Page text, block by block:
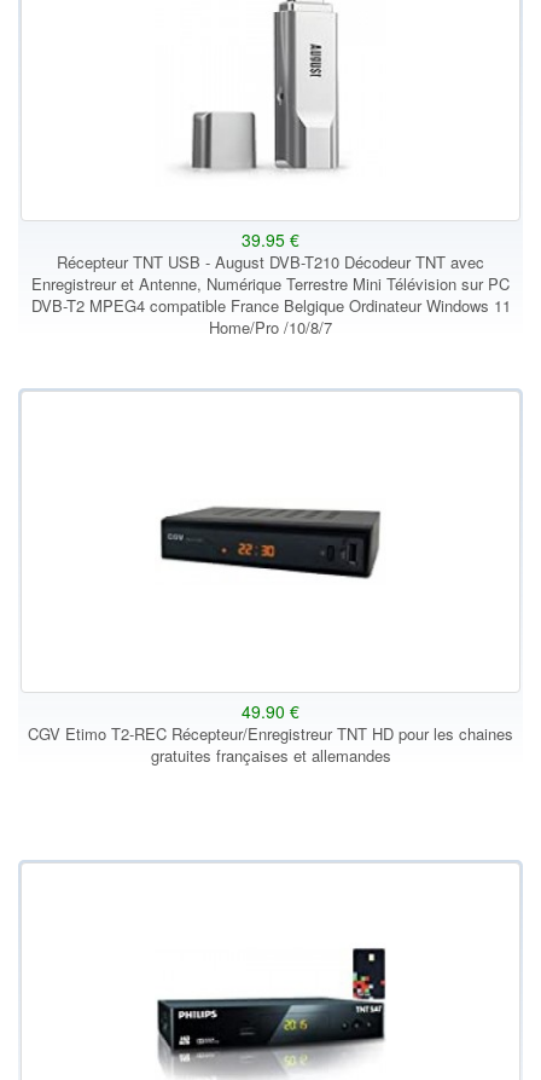
39.95 €
Récepteur TNT USB - August DVB-T210 Décodeur TNT avec
Enregistreur et Antenne, Numérique Terrestre Mini Télévision sur PC
DVB-T2 MPEG4 compatible France Belgique Ordinateur Windows 11
Home/Pro /10/8/7
49.90 €
CGV Etimo T2-REC Récepteur/Enregistreur TNT HD pour les chaines
gratuites françaises et allemandes